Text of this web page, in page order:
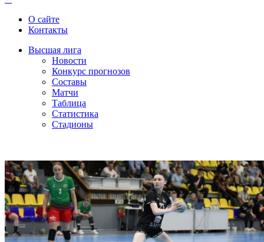
О сайте
Контакты
Высшая лига
Новости
Конкурс прогнозов
Составы
Матчи
Таблица
Статистика
Стадионы